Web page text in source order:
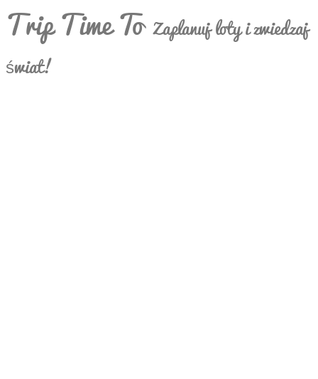
Trip Time To Zaplanuj loty i zwiedzaj
świat!